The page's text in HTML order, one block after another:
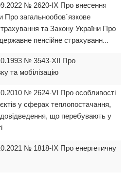
№ 2620-IX Про внесення
Про загальнообов`язкове
та Закону України Про
пенсійне страхуванн...
№ 3543-XII Про
та мобілізацію
№ 2624-VI Про особливості
у сферах теплопостачання,
що перебувають у
№ 1818-IX Про енергетичну